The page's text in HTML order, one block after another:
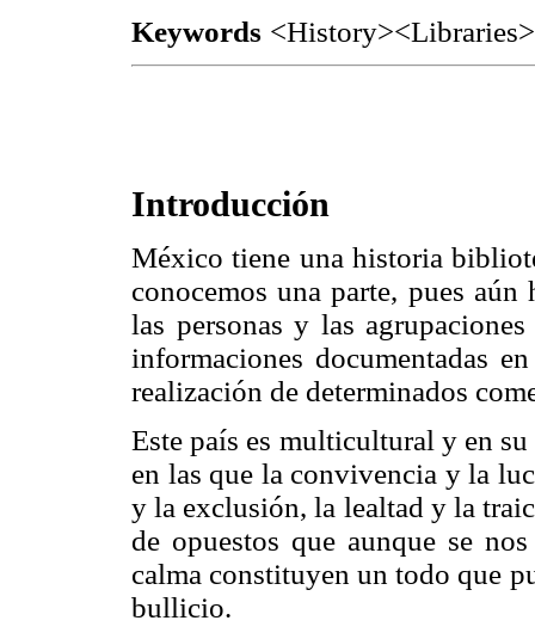
Keywords
Introducción
México tiene una historia
conocemos una parte, pues
las personas y las
informaciones documentadas
realización de determinados
Este país es multicultural y en
en las que la convivencia y la
y la exclusión, la lealtad y la
de opuestos que aunque se
calma constituyen un todo que
bullicio.